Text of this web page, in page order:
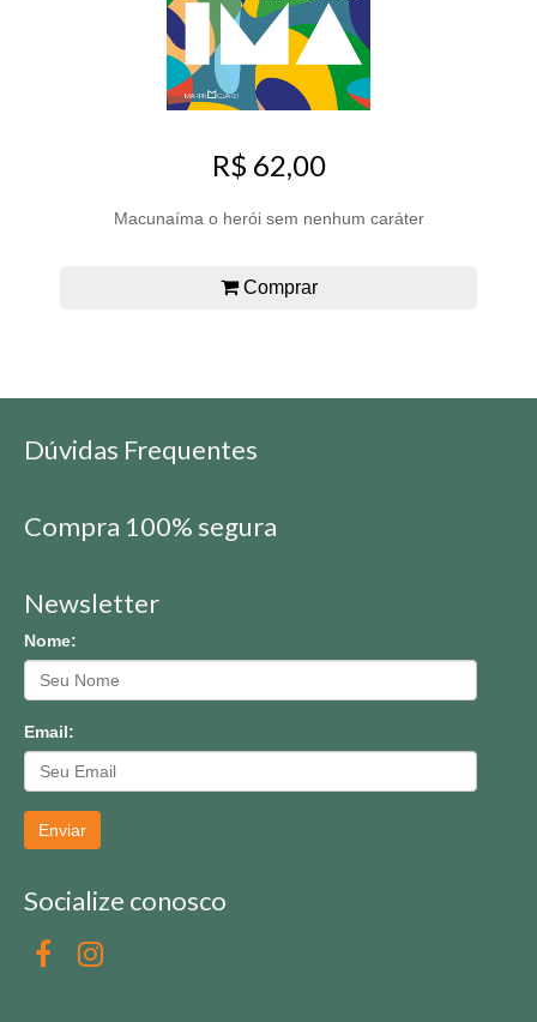
R$ 62,00
Macunaíma o herói sem nenhum caráter
Comprar
Dúvidas Frequentes
Compra 100% segura
Newsletter
Nome:
Email:
Enviar
Socialize conosco